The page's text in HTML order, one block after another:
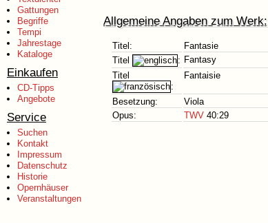
Gattungen
Begriffe
Tempi
Jahrestage
Kataloge
Einkaufen
CD-Tipps
Angebote
Service
Suchen
Kontakt
Impressum
Datenschutz
Historie
Opernhäuser
Veranstaltungen
Allgemeine Angaben zum Werk:
Titel:
Fantasie
Titel
: Fantasy
Titel
:
Fantaisie
Besetzung:
Viola
Opus:
TWV 40:29